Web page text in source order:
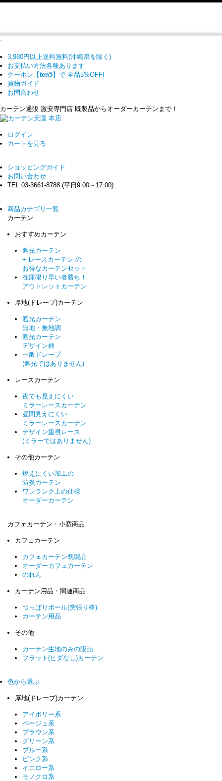
-
3,980円以上送料無料(沖縄県を除く)
お支払い方法各種あります
クーポン【ten5】で 全品5%OFF!
買物ガイド
お問合わせ
カーテン通販 激安専門店 既製品からオーダーカーテンまで！
ログイン
カート を見る
ショッピングガイド
お問い合わせ
TEL:03-3661-8788 (平日9:00～17:00)
商品カテゴリ一覧
カーテン
おすすめカーテン
遮光カーテン
+ レースカーテン の
お得なカーテンセット
在庫限り早い者勝ち！
アウトレットカーテン
厚地(ドレープ)カーテン
遮光カーテン
無地・無地調
遮光カーテン
デザイン柄
一般ドレープ
(遮光ではありません)
レースカーテン
夜でも見えにくい
ミラーレースカーテン
昼間見えにくい
ミラーレースカーテン
デザイン重視レース
(ミラーではありません)
その他カーテン
燃えにくい加工の
防炎カーテン
ワンランク上の仕様
オーダーカーテン
カフェカーテン・小窓商品
カフェカーテン
カフェカーテン既製品
オーダーカフェカーテン
のれん
カーテン用品・関連商品
つっぱりポール(突張り棒)
カーテン用品
その他
カーテン生地のみの販売
フラット(ヒダなし)カーテン
色から選ぶ
厚地(ドレープ)カーテン
アイボリー系
ベージュ系
ブラウン系
グリーン系
ブルー系
ピンク系
イエロー系
モノクロ系